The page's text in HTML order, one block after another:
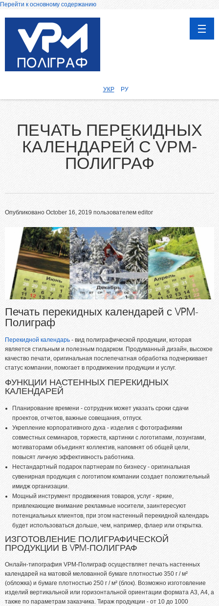
Перейти к основному содержанию
ГЛАВНАЯ
Дипломы, сертификаты и грамоты
Воблеры
Фирменные бланки и конверты
Приглашения, поздравительные открытки
Пластиковые карты
Печать на чашках
Папки
Наклейки, стикеры
Меню
Книги, брошюры, методические пособия
УСЛУГИ
Широкоформатная печать
Тиснение
Ризограф
Переплет
Офсетная печать
Ламинация/Ламинирование
Дизайн
Высечка, порезка
Биговка, фальцовка, перфорация
ПОРТФОЛИО
ОПЛАТА И ДОСТАВКА
СТАТЬИ
ПРАЙСЫ
УКР РУ
ПЕЧАТЬ ПЕРЕКИДНЫХ
КАЛЕНДАРЕЙ С VPM-
ПОЛИГРАФ
Опубликовано October 16, 2019 пользователем editor
Печать перекидных календарей с VPM-
Полиграф
Перекидной календарь - вид полиграфической продукции, которая
является стильным и полезным подарком. Продуманный дизайн, высокое
качество печати, оригинальная послепечатная обработка подчеркивает
статус компании, помогает в продвижении продукции и услуг.
ФУНКЦИИ НАСТЕННЫХ ПЕРЕКИДНЫХ
КАЛЕНДАРЕЙ
Планирование времени - сотрудник может указать сроки сдачи
проектов, отчетов, важные совещания, отпуск.
Укрепление корпоративного духа - изделия с фотографиями
совместных семинаров, торжеств, картинки с логотипами, лозунгами,
мотиваторами объединят коллектив, напомнят об общей цели,
повысят личную эффективность работника.
Нестандартный подарок партнерам по бизнесу - оригинальная
сувенирная продукция с логотипом компании создает положительный
имидж организации.
Мощный инструмент продвижения товаров, услуг - яркие,
привлекающие внимание рекламные носители, заинтересуют
потенциальных клиентов, при этом настенный перекидной календарь
будет использоваться дольше, чем, например, флаер или открытка.
ИЗГОТОВЛЕНИЕ ПОЛИГРАФИЧЕСКОЙ
ПРОДУКЦИИ В VPM-ПОЛИГРАФ
Онлайн-типография VPM-Полиграф осуществляет печать настенных
календарей на матовой мелованной бумаге плотностью 350 г / м²
(обложка) и бумаге плотностью 250 г / м² (блок). Возможно изготовление
изделий вертикальной или горизонтальной ориентации формата А3, А4, а
также по параметрам заказчика. Тираж продукции - от 10 до 1000